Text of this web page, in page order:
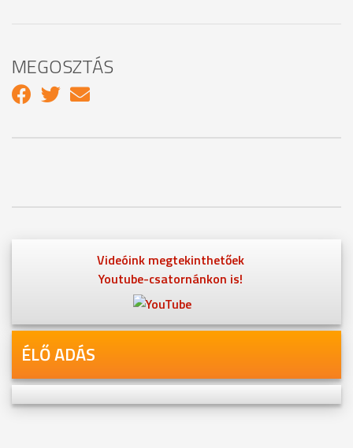
MEGOSZTÁS
Videóink megtekinthetőek
Youtube-csatornánkon is!
ÉLŐ ADÁS